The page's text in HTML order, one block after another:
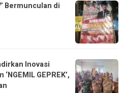
Bermunculan di
Inovasi
‘NGEMIL GEPREK’,